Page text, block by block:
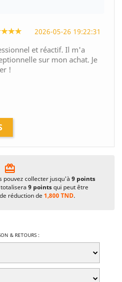
2026-05-26 19:22:31
et réactif. Il m'a
sur mon achat. Je
!
card_giftcard
pouvez collecter jusqu'à 9points
9pointsqui peut être
réduction de1,800 TND.
& RETOURS :